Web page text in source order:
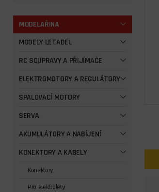
MODELAŘINA
MODELY LETADEL
RC SOUPRAVY A PŘIJÍMAČE
ELEKTROMOTORY A REGULÁTORY
SPALOVACÍ MOTORY
SERVA
AKUMULÁTORY A NABÍJENÍ
KONEKTORY A KABELY
Konektory
Pro elektrolety